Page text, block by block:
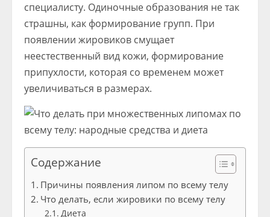
специалисту. Одиночные образования не так
страшны, как формирование групп. При
появлении жировиков смущает
неестественный вид кожи, формирование
припухлости, которая со временем может
увеличиваться в размерах.
Содержание
Причины появления липом по всему телу
Что делать, если жировики по всему телу
Диета